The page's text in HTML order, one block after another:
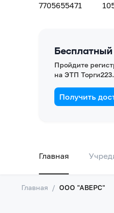
7705655471
Бесплатный
Пройдите
на ЭТП Торги223.
Получить
Главная
Главная / ООО "АВЕРС"